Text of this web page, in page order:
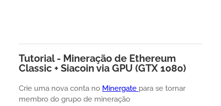
Tutorial - Mineração de Ethereum
Classic + Siacoin via GPU (GTX 1080)
Crie uma nova conta no Minergate para se tornar
membro do grupo de mineração